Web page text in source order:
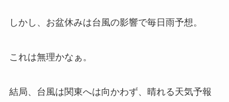
しかし、お盆休みは台風の影響で毎日雨予想。
これは無理かなぁ。
結局、台風は関東へは向かわず、晴れる天気予報